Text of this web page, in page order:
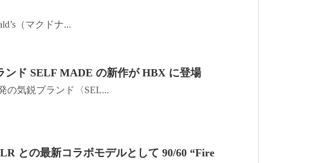
（マクドナ...
ンド SELF MADE の新作が HBX に登場
の気鋭ブランド〈SEL...
との最新コラボモデルとして 90/60 “Fire